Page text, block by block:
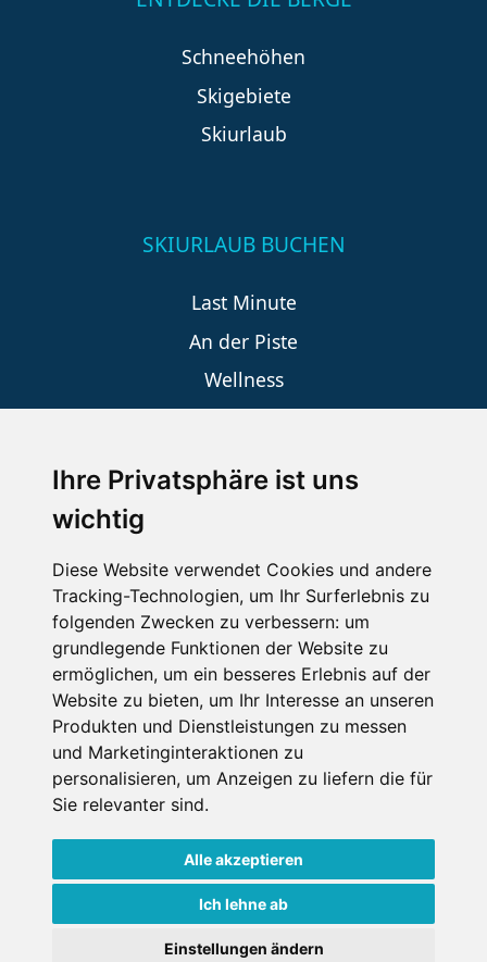
Ihre Privatsphäre ist uns
wichtig
Diese Website verwendet Cookies und andere
Tracking-Technologien, um Ihr Surferlebnis zu
folgenden Zwecken zu verbessern: um
grundlegende Funktionen der Website zu
ermöglichen, um ein besseres Erlebnis auf der
Website zu bieten, um Ihr Interesse an unseren
Produkten und Dienstleistungen zu messen
und Marketinginteraktionen zu
personalisieren, um Anzeigen zu liefern die für
Sie relevanter sind.
Alle akzeptieren
Ich lehne ab
Einstellungen ändern
Schneehöhen
Skigebiete
Skiurlaub
SKIURLAUB BUCHEN
Last Minute
An der Piste
Wellness
SCHNEEHÖHEN SKI APP
Die Schneehoehen Ski APP für iOS und Android - Ein
Muss für alle Wintersportler und Schneefreaks!
Impressum
Datenschutz
Nutzungsbedingungen
Portale
FAQ Newsletter Mediadaten
Copyright ©2026 Schneemenschen GmbH